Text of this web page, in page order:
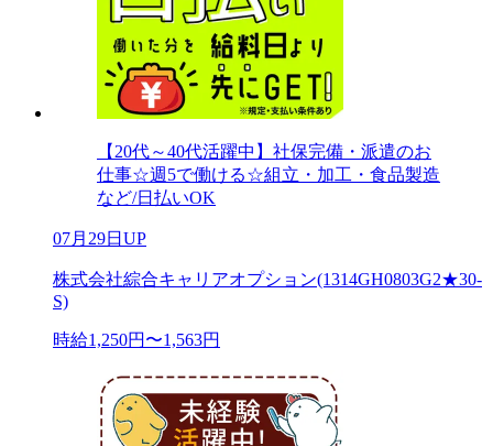
【20代～40代活躍中】社保完備・派遣のお
仕事☆週5で働ける☆組立・加工・食品製造
など/日払いOK
07月29日UP
株式会社綜合キャリアオプション(1314GH0803G2★30-
S)
時給1,250円〜1,563円